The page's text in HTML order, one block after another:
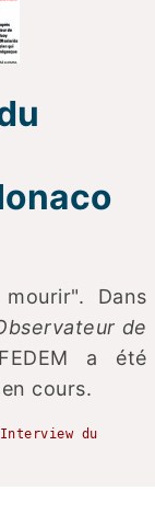
Dans
de
a été
cours.
du